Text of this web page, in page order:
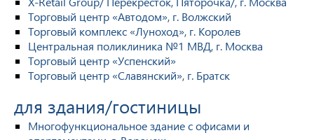
Торговый центр «Автодом», г. Волжский
Торговый комплекс «Луноход», г. Королев
Центральная поликлиника №1 МВД, г. Москва
Торговый центр «Успенский»
Торговый центр «Славянский», г. Братск
для здания/гостиницы
Многофункциональное здание с офисами и